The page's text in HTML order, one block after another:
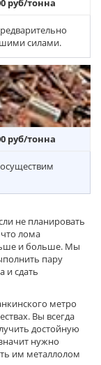
руб/тонна
силами.
руб/тонна
не планировать
лома
и больше. Мы
пару
и сдать
метро
Вы всегда
достойную
нужно
им металлолом